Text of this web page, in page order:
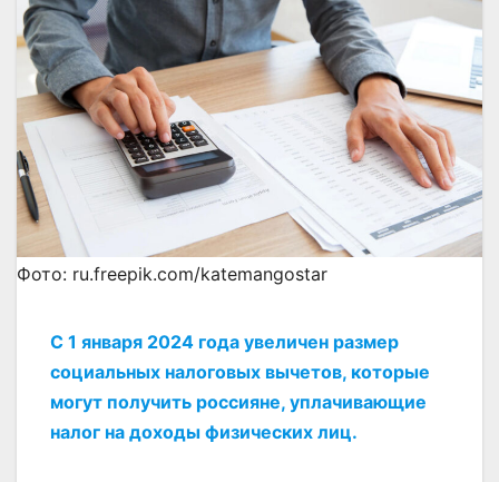
Фото: ru.freepik.com/katemangostar
С 1 января 2024 года увеличен размер
социальных налоговых вычетов, которые
могут получить россияне, уплачивающие
налог на доходы физических лиц.